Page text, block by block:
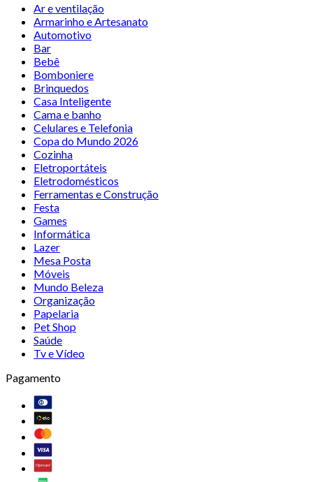
Ar e ventilação
Armarinho e Artesanato
Automotivo
Bar
Bebê
Bomboniere
Brinquedos
Casa Inteligente
Cama e banho
Celulares e Telefonia
Copa do Mundo 2026
Cozinha
Eletroportáteis
Eletrodomésticos
Ferramentas e Construção
Festa
Games
Informática
Lazer
Mesa Posta
Móveis
Mundo Beleza
Organização
Papelaria
Pet Shop
Saúde
Tv e Vídeo
Pagamento